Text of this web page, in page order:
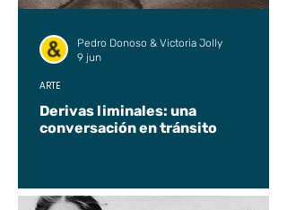
Derivas liminales: una
conversación en tránsito
ARTE
Pedro Donoso & Victoria Jolly
9 jun